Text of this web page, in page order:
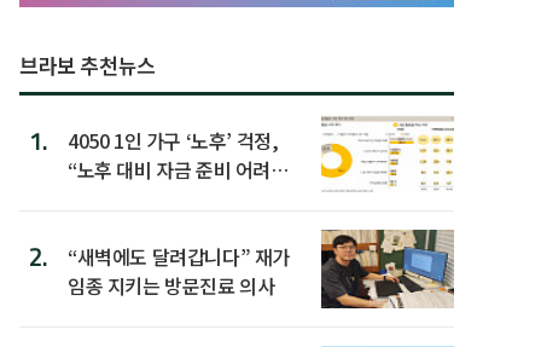
브라보 추천뉴스
1.
4050 1인 가구 ‘노후’ 걱정,
“노후 대비 자금 준비 어려
2.
“새벽에도 달려갑니다” 재가
임종 지키는 방문진료 의사